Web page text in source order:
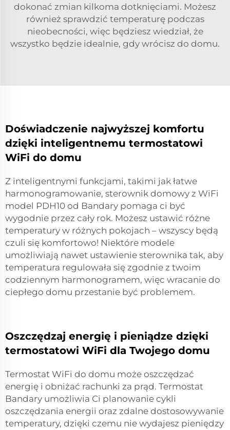
dokonać zmian kilkoma dotknięciami. Możesz
również sprawdzić temperaturę podczas
nieobecności, więc będziesz wiedział, że
wszystko będzie idealnie, gdy wrócisz do domu.
Doświadczenie najwyższej komfortu
dzięki inteligentnemu termostatowi
WiFi do domu
Z inteligentnymi funkcjami, takimi jak łatwe
harmonogramowanie, sterownik domowy z WiFi
model PDH10 od Bandary pomaga ci być
wygodnie przez cały rok. Możesz ustawić różne
temperatury w różnych pokojach – wszyscy będą
czuli się komfortowo! Niektóre modele
umożliwiają nawet ustawienie sterownika tak, aby
temperatura regulowała się zgodnie z twoim
codziennym harmonogramem, więc wracanie do
ciepłego domu przestanie być problemem.
Oszczędzaj energię i pieniądze dzięki
termostatowi WiFi dla Twojego domu
Termostat WiFi do domu może oszczędzać
energię i obniżać rachunki za prąd. Termostat
Bandary umożliwia Ci planowanie cykli
oszczędzania energii oraz zdalne dostosowywanie
temperatury, dzięki czemu nie wydajesz pieniędzy